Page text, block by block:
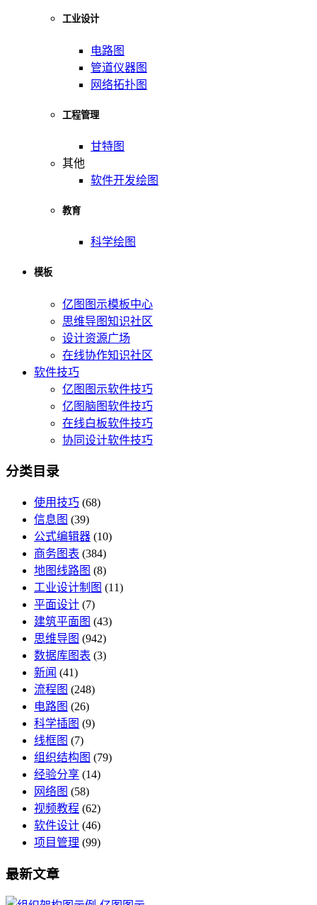
工业设计
电路图
管道仪器图
网络拓扑图
工程管理
甘特图
其他
软件开发绘图
教育
科学绘图
模板
亿图图示模板中心
思维导图知识社区
设计资源广场
在线协作知识社区
软件技巧
亿图图示软件技巧
亿图脑图软件技巧
在线白板软件技巧
协同设计软件技巧
分类目录
使用技巧 (68)
信息图 (39)
公式编辑器 (10)
商务图表 (384)
地图线路图 (8)
工业设计制图 (11)
平面设计 (7)
建筑平面图 (43)
思维导图 (942)
数据库图表 (3)
新闻 (41)
流程图 (248)
电路图 (26)
科学插图 (9)
线框图 (7)
组织结构图 (79)
经验分享 (14)
网络图 (58)
视频教程 (62)
软件设计 (46)
项目管理 (99)
最新文章